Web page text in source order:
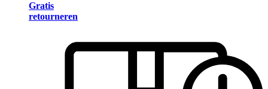
Gratis
retourneren